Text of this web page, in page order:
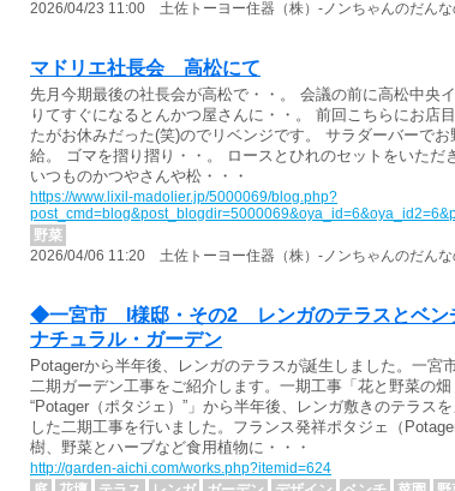
2026/04/23 11:00 土佐トーヨー住器（株）-ノンちゃんのだんな
マドリエ社長会 高松にて
先月今期最後の社長会が高松で・・。 会議の前に高松中央
りてすぐになるとんかつ屋さんに・・。 前回こちらにお店
たがお休みだった(笑)のでリベンジです。 サラダーバーでお
給。 ゴマを摺り摺り・・。 ロースとひれのセットをいただ
いつものかつやさんや松・・・
https://www.lixil-madolier.jp/5000069/blog.php?
野菜
2026/04/06 11:20 土佐トーヨー住器（株）-ノンちゃんのだんな
◆一宮市 I様邸・その2 レンガのテラスとベン
ナチュラル・ガーデン
Potagerから半年後、レンガのテラスが誕生しました。一宮
二期ガーデン工事をご紹介します。一期工事「花と野菜の畑
“Potager（ポタジェ）”」から半年後、レンガ敷きのテラス
した二期工事を行いました。フランス発祥ポタジェ（
樹、野菜とハーブなど食用植物に・・・
http://garden-aichi.com/works.php?itemid=624